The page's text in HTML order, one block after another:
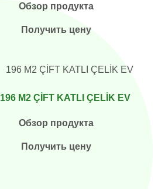
Обзор продукта
Получить цену
196 M2 ÇİFT KATLI ÇELİK EV
Обзор продукта
Получить цену